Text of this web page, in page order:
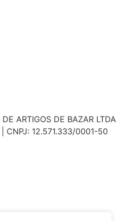
ARTIGOS DE BAZAR LTDA
CNPJ: 12.571.333/0001-50